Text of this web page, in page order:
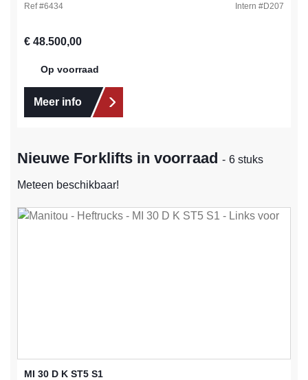
Ref #6434 Intern #D207
Normale prijs:
€ 48.500,00
Op voorraad
Meer info
Nieuwe Forklifts in voorraad- 6 stuks
Meteen beschikbaar!
MI 30 D K ST5 S1